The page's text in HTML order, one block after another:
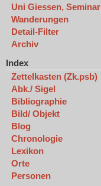
Uni Giessen, Seminar
Wanderungen
Detail-Filter
Archiv
Index
Zettelkasten (Zk.psb)
Abk./ Sigel
Bibliographie
Bild/ Objekt
Blog
Chronologie
Lexikon
Orte
Personen